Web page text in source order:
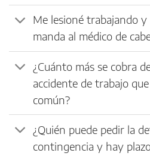
Me lesioné trabajando
manda al médico de
¿Cuánto más se cobra
accidente de trabajo
común?
¿Quién puede pedir la
contingencia y hay